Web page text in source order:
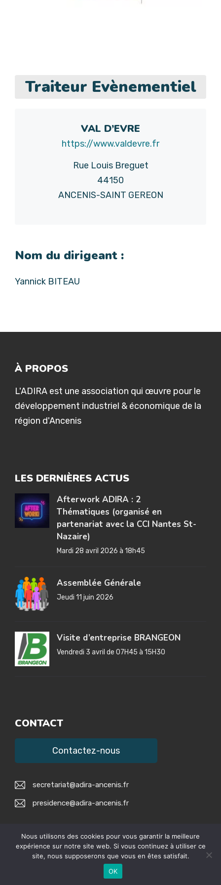
Traiteur Evènementiel
VAL D’EVRE
https://www.valdevre.fr
Rue Louis Breguet
44150
ANCENIS-SAINT GEREON
Nom du dirigeant :
Yannick BITEAU
À PROPOS
L'ADIRA est une association qui œuvre pour le
développement industriel & économique de la
région d'Ancenis
LES DERNIÈRES ACTUS
Afterwork ADIRA : 2
Thématiques (organisé en
partenariat avec la CCI Nantes St-
Nazaire)
Mardi 28 avril 2026 à 18h45
Assemblée Générale
Jeudi 11 juin 2026
Visite d’entreprise BRANGEON
Vendredi 3 avril de 07H45 à 15H30
CONTACT
Contactez-nous
secretariat@adira-ancenis.fr
presidence@adira-ancenis.fr
© 2026 • ADIRA •Mentions légales
Nous utilisons des cookies pour vous garantir la meilleure
expérience sur notre site web. Si vous continuez à utiliser ce
site, nous supposerons que vous en êtes satisfait.
OK